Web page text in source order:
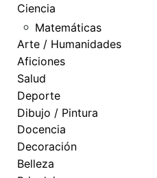
Ciencia
Matemáticas
Arte / Humanidades
Aficiones
Salud
Deporte
Dibujo / Pintura
Docencia
Decoración
Belleza